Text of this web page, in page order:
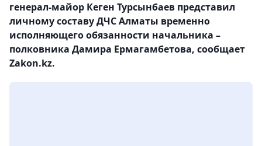
генерал-майор Кеген Турсынбаев представил
личному составу ДЧС Алматы временно
исполняющего обязанности начальника –
полковника Дамира Ермагамбетова, сообщает
Zakon.kz.